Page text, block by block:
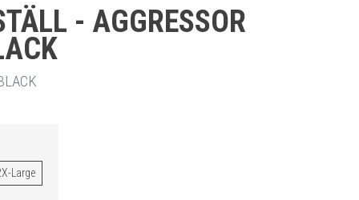
- AGGRESSOR
Large